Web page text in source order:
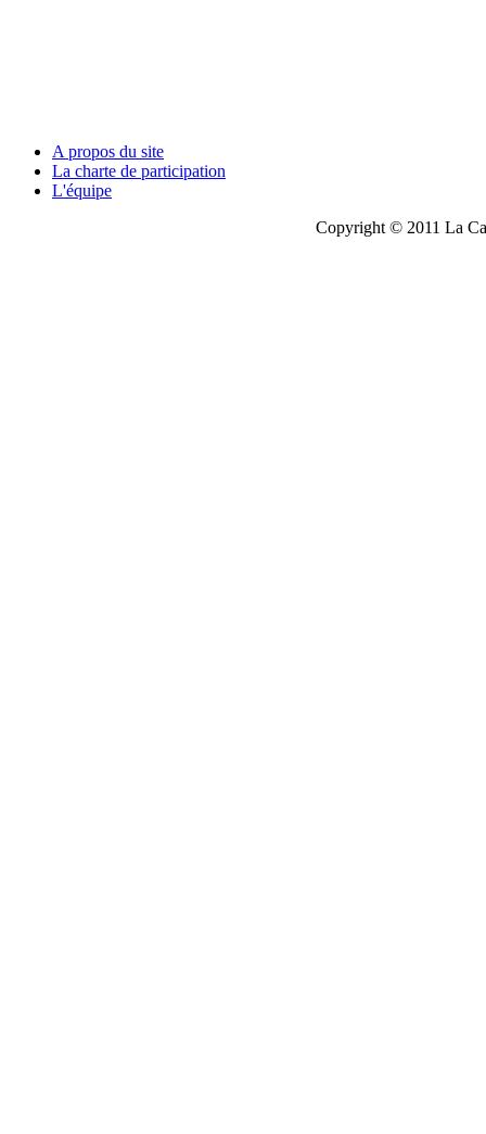
A propos du site
La charte de participation
L'équipe
Copyright © 2011 La